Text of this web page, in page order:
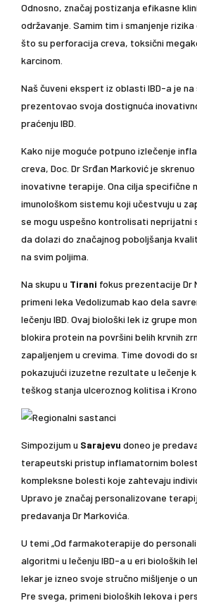
Odnosno, značaj postizanja efikasne
održavanje. Samim tim i smanjenje
što su perforacija creva, toksični
karcinom.
Naš čuveni ekspert iz oblasti IBD-a je na
prezentovao svoja dostignuća
praćenju IBD.
Kako nije moguće potpuno izlečenje
creva, Doc. Dr Srđan Marković je
inovativne terapije. Ona cilja specifične
imunološkom sistemu koji učestvuju u
se mogu uspešno kontrolisati
da dolazi do značajnog poboljšanja
na svim poljima.
Na skupu u Tirani fokus prezentacije Dr
primeni leka Vedolizumab kao dela
lečenju IBD. Ovaj biološki lek iz grupe
blokira protein na površini belih krvnih
zapaljenjem u crevima. Time dovodi do
pokazujući izuzetne rezultate u lečenje
teškog stanja ulceroznog kolitisa i
Simpozijum u Sarajevu doneo je
terapeutski pristup inflamatornim
kompleksne bolesti koje zahtevaju
Upravo je značaj personalizovane
predavanja Dr Markovića.
U temi „Od farmakoterapije do
algoritmi u lečenju IBD-a u eri bioloških
lekar je izneo svoje stručno mišljenje o
Pre svega, primeni bioloških lekova i